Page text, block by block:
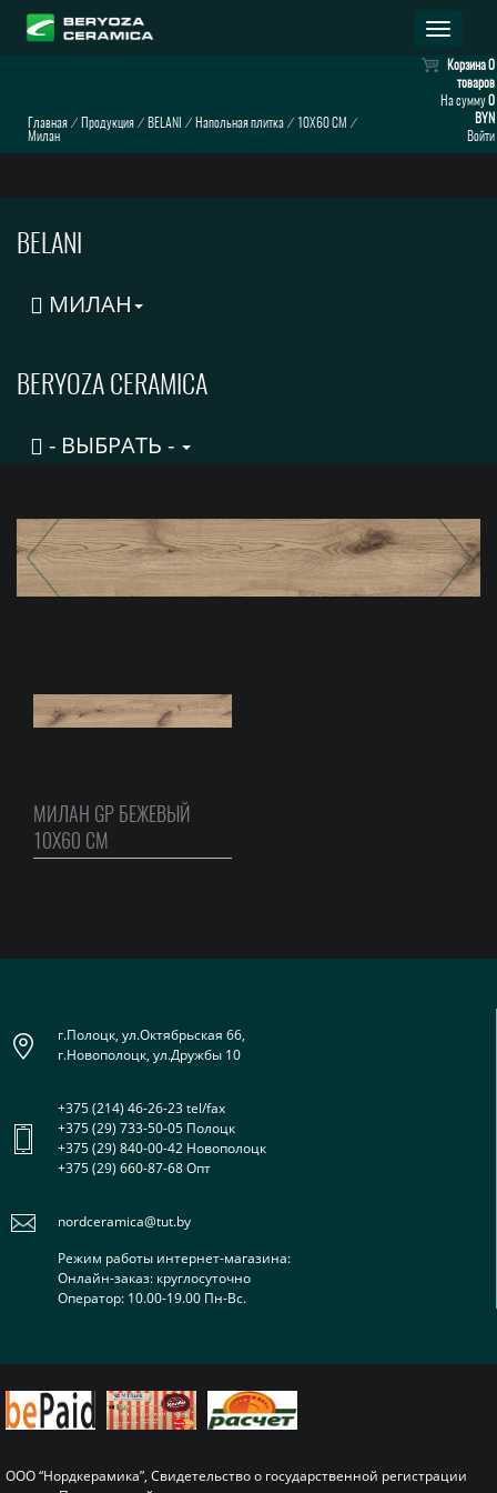
Раскрыть
Главная ⁄ Продукция ⁄ BELANI ⁄ Напольная плитка ⁄ 10X60 CM ⁄
Милан
Корзина0
товаров
На сумму0
BYN
Войти
BELANI
МИЛАН
BERYOZA CERAMICA
- ВЫБРАТЬ -
МИЛАН GP БЕЖЕВЫЙ
10Х60 СМ
г.Полоцк, ул.Октябрьская 66,
г.Новополоцк, ул.Дружбы 10
+375 (214) 46-26-23 tel/fax
+375 (29) 733-50-05 Полоцк
+375 (29) 840-00-42 Новополоцк
+375 (29) 660-87-68 Опт
nordceramica@tut.by
Режим работы интернет-магазина:
Онлайн-заказ: круглосуточно
Оператор: 10.00-19.00 Пн-Вс.
ООО “Нордкерамика”, Свидетельство о государственной регистрации